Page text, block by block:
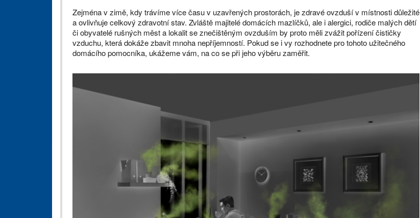
Zejména v zimě, kdy trávíme více času v uzavřených prostorách, je zdravé ovzduší v místnosti důležité
a ovlivňuje celkový zdravotní stav. Zvláště majitelé domácích mazlíčků, ale i alergici, rodiče malých dětí
či obyvatelé rušných měst a lokalit se znečištěným ovzduším by proto měli zvážit pořízení čističky
vzduchu, která dokáže zbavit mnoha nepříjemností. Pokud se i vy rozhodnete pro tohoto užitečného
domácího pomocníka, ukážeme vám, na co se při jeho výběru zaměřit.